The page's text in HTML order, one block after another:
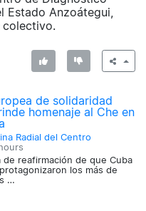
Estado Anzoátegui,
colectivo.
de solidaridad
homenaje al Che en
Radial del Centro
de reafirmación de que Cuba
los más de
…